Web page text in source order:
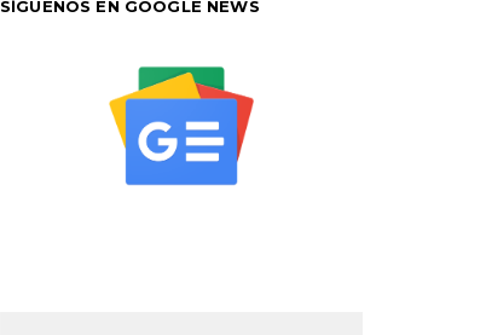
SÍGUENOS EN GOOGLE NEWS